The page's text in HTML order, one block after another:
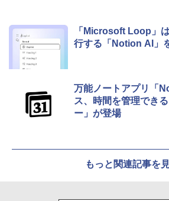
「Microsoft Loop」
行する「Notion AI」
万能ノートアプリ「
ス、時間を管理でき
ー」が登場
もっと関連記事を